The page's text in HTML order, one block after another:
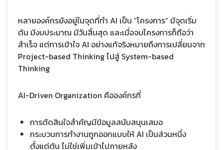
หลายองค์กรยังอยู่ในจุดที่ทำ AI เป็น “โครงการ” มีจุดเริ่ม
ต้น มีงบประมาณ มีวันสิ้นสุด และเมื่อจบโครงการก็ถือว่า
สำเร็จ แต่การเข้าใจ AI อย่างแท้จริงหมายถึงการเปลี่ยนจาก
Project-based Thinking ไปสู่ System-based
Thinking
AI-Driven Organization คือองค์กรที่
การตัดสินใจสำคัญมีข้อมูลสนับสนุนเสมอ
กระบวนการทำงานถูกออกแบบให้ AI เป็นส่วนหนึ่ง
ตั้งแต่ต้น ไม่ใช่เพิ่มเข้าไปภายหลัง